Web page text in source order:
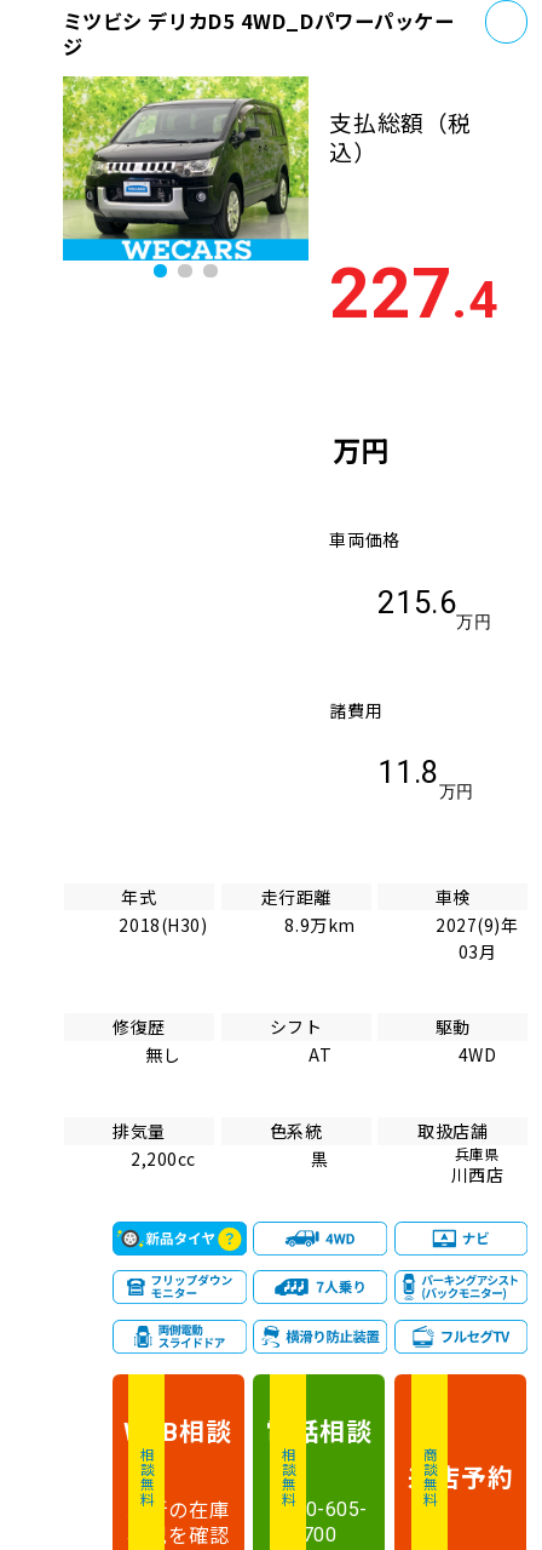
ミツビシ デリカD5 4WD_Dパワーパッケー
ジ
支払総額 （税
込）
227.4
万円
車両価格
215.6
万円
諸費用
11.8
万円
年式
2018(H30)
走行距離
8.9万km
車検
2027(9)年
03月
修復歴
無し
シフト
AT
駆動
4WD
排気量
2,200cc
色系統
黒
取扱店舗
兵庫県
川西店
相談無料
WEB相談
最新の在庫
状況を確認
相談無料
電話相談
0120-605-
700
商談無料
来店予約